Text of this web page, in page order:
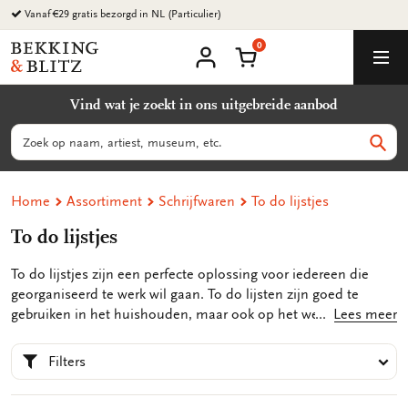
Ga
naar
content
Bekking
&
B.V.
account
Winkelmand
0
Vind wat je zoekt in ons uitgebreide aanbod
Zoeken
Home Assortiment Schrijfwaren To do lijstjes
To do lijstjes
To do lijstjes zijn een perfecte oplossing voor iedereen die
georganiseerd te werk wil gaan. To do lijsten zijn goed te
gebruiken in het huishouden, maar ook op het werk. Het
concrete doelen te stellen. Dit zorgt ervoor dat je efficiënter te
werk kan gaan. Je voelt minder stress aangezien je alle taken
op papier hebt staan, het is makkelijker prioriteiten stellen en
Lees meer
Filters